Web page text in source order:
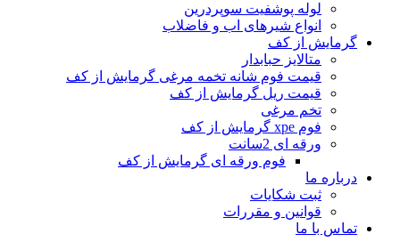
لوله پوشفیت سوپردرین
انواع شیرهای اب و فاضلاب
گرمایش از کف
متالایز حبابدار
قیمت فوم شانه تخمه مرغی گرمایش از کف
قیمت ریل گرمایش از کف
تخم مرغی
فوم xpe گرمایش از کف
ورقه ای 2سانت
فوم ورقه ای گرمایش از کف
درباره ما
ثبت شکایات
قوانین و مقررات
تماس با ما